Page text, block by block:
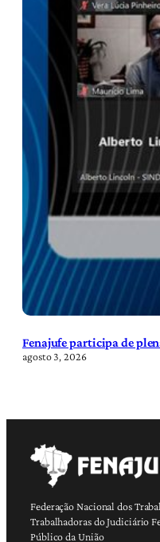
Fenajufe participa de
agosto 3, 2026
Federação Nacional dos
Trabalhadoras do Judiciário
Público da União